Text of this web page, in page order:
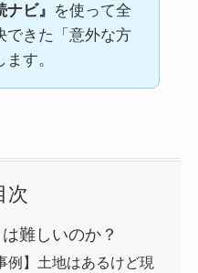
ビ』 を使って全
できた「意外な方
す。
次
難しいのか？
例】土地はあるけど現